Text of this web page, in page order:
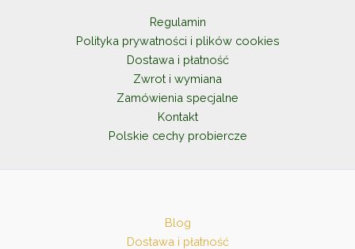
Regulamin
Polityka prywatności i plików cookies
Dostawa i płatność
Zwrot i wymiana
Zamówienia specjalne
Kontakt
Polskie cechy probiercze
Blog
Dostawa i płatność